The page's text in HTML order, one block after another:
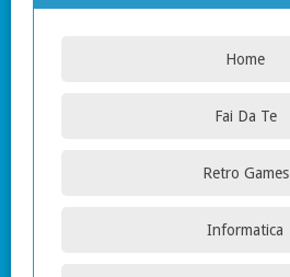
Home
Fai Da Te
Retro Games
Informatica